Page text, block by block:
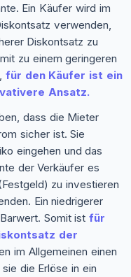
Ein Käufer wird im
verwenden,
Diskontsatz zu
zu einem geringeren
für den Käufer ist ein
Ansatz.
dass die Mieter
sicher ist. Sie
eingehen und das
der Verkäufer es
zu investieren
Ein niedrigerer
Somit istfür
der
im Allgemeinen einen
die Erlöse in ein